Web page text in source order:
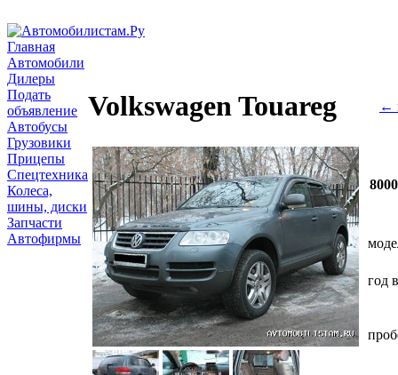
Главная
Автомобили
Дилеры
Подать
объявление
Автобусы
Грузовики
Прицепы
Спецтехника
Колеса,
шины, диски
Запчасти
Автофирмы
Volkswagen Touareg ←
год